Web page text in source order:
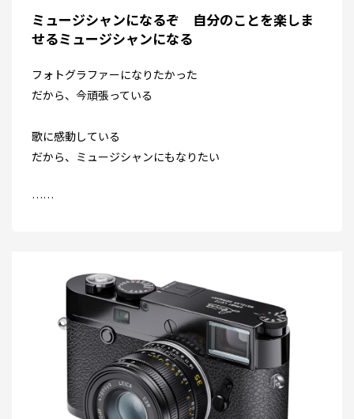
ミュージシャンになるぞ 自分のことを楽しま
せるミュージシャンになる
フォトグラファーになりたかった
だから、今頑張っている
歌に感動している
だから、ミュージシャンにもなりたい
……